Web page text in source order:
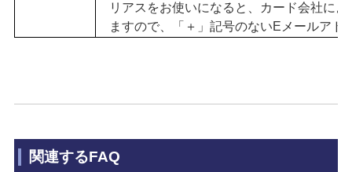
リアスをお使いになると、カード会社に
ますので、「＋」記号のないEメールアド
関連するFAQ